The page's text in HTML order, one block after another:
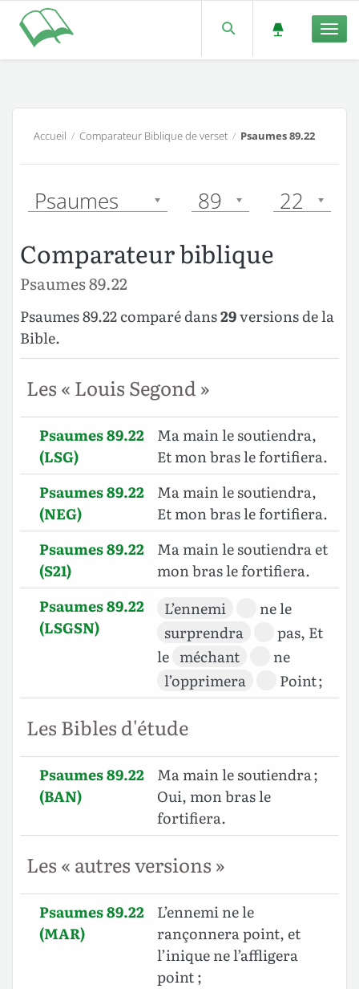
Accueil / Comparateur Biblique de verset/ Psaumes 89.22
Psaumes 89 22
Comparateur biblique
Psaumes 89.22
Psaumes 89.22 comparé dans29versions de la
Bible.
Les « Louis Segond »
Psaumes 89.22
(LSG)
Ma main le soutiendra,
Et mon bras le fortifiera.
Psaumes 89.22
(NEG)
Ma main le soutiendra,
Et mon bras le fortifiera.
Psaumes 89.22
(S21)
Ma main le soutiendra et
mon bras le fortifiera.
Psaumes 89.22
(LSGSN)
L’ennemi
ne le
surprendra
pas, Et
le méchant
ne
l’opprimera
Point ;
Les Bibles d'étude
Psaumes 89.22
(BAN)
Ma main le soutiendra ;
Oui, mon bras le
fortifiera.
Les « autres versions »
Psaumes 89.22
(MAR)
L’ennemi ne le
rançonnera point, et
l’inique ne l’affligera
point ;